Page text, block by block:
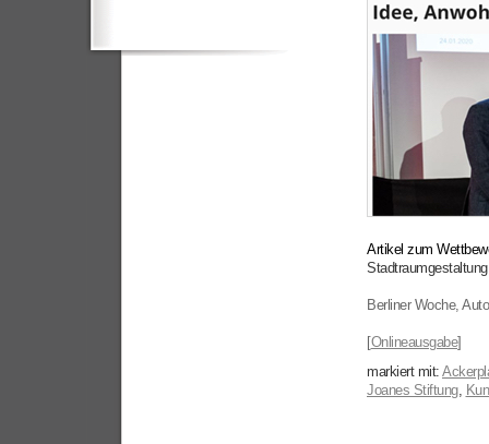
Artikel zum
Berliner Woche,
[Onlineausgabe]
markiert mit:
Joanes Stiftung,